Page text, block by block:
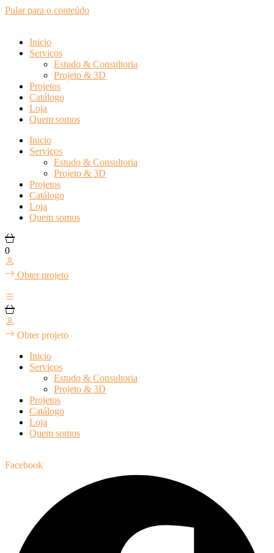
Pular para o conteúdo
Inicio
Serviços
Estudo & Consultoria
Projeto & 3D
Projetos
Catálogo
Loja
Quem somos
Inicio
Serviços
Estudo & Consultoria
Projeto & 3D
Projetos
Catálogo
Loja
Quem somos
0
Obter projeto
Obter projeto
Inicio
Serviços
Estudo & Consultoria
Projeto & 3D
Projetos
Catálogo
Loja
Quem somos
Facebook